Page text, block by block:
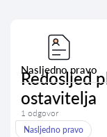
Nasljedno pravo
Redosljed
ostavitelja
1 odgovor
Nasljedno pravo